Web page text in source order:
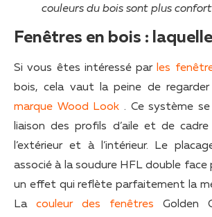
couleurs du bois sont plus
Fenêtres en bois :
Si vous êtes intéressé par les
bois, cela vaut la peine de
marque Wood Look . Ce système
liaison des profils d’aile et de
l’extérieur et à l’intérieur. Le
associé à la soudure HFL double face
un effet qui reflète parfaitement la
La couleur des fenêtres Golden